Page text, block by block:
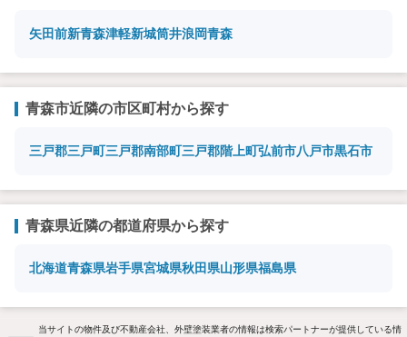
矢田前新青森津軽新城筒井浪岡青森
青森市近隣の市区町村から探す
三戸郡三戸町三戸郡南部町三戸郡階上町弘前市八戸市黒石市
青森県近隣の都道府県から探す
北海道青森県岩手県宮城県秋田県山形県福島県
当サイトの物件及び不動産会社、外壁塗装業者の情報は検索パートナーが提供している情